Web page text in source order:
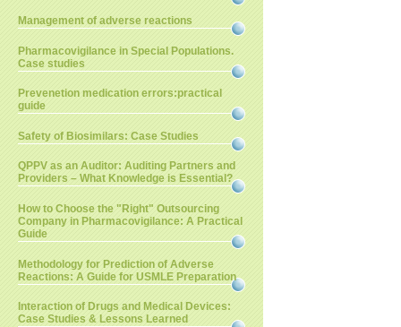
Management of adverse reactions
Pharmacovigilance in Special Populations.
Case studies
Prevenetion medication errors:practical
guide
Safety of Biosimilars: Case Studies
QPPV as an Auditor: Auditing Partners and
Providers – What Knowledge is Essential?
How to Choose the "Right" Outsourcing
Company in Pharmacovigilance: A Practical
Guide
Methodology for Prediction of Adverse
Reactions: A Guide for USMLE Preparation
Interaction of Drugs and Medical Devices:
Case Studies & Lessons Learned